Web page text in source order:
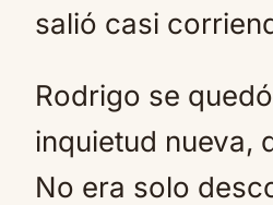
salió casi
Rodrigo se
inquietud nueva,
No era solo